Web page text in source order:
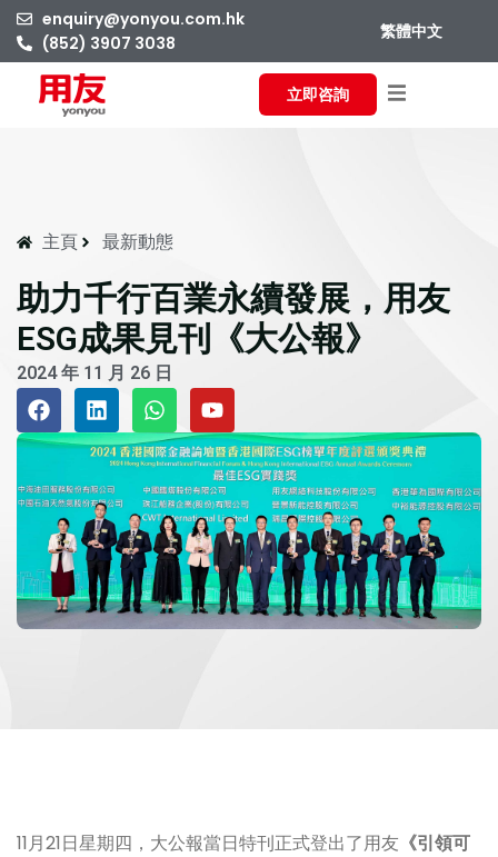
enquiry@yonyou.com.hk
(852) 3907 3038
繁體中文
立即咨詢
主頁 最新動態
助力千行百業永續發展，用友
ESG成果見刊《大公報》
2024 年 11 月 26 日
11月21日星期四，大公報當日特刊正式登出了用友 《引領可